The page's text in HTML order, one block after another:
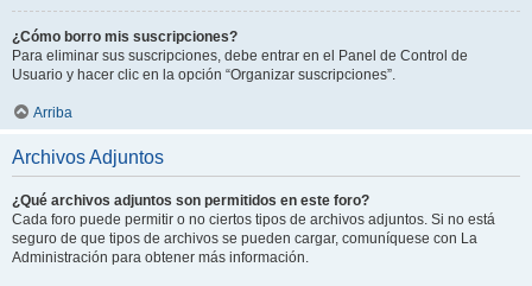
¿Cómo borro mis suscripciones?
Para eliminar sus suscripciones, debe entrar en el Panel de Control de
Usuario y hacer clic en la opción “Organizar suscripciones”.
Arriba
Archivos Adjuntos
¿Qué archivos adjuntos son permitidos en este foro?
Cada foro puede permitir o no ciertos tipos de archivos adjuntos. Si no está
seguro de que tipos de archivos se pueden cargar, comuníquese con La
Administración para obtener más información.